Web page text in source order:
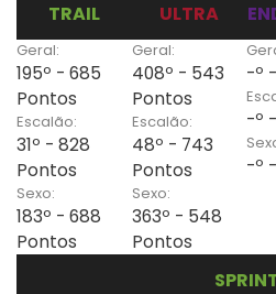
TRAIL
Geral:
195º - 685
Pontos
Escalão:
31º - 828
Pontos
Sexo:
183º - 688
Pontos
ULTRA
Geral:
408º - 543
Pontos
Escalão:
48º - 743
Pontos
Sexo:
363º - 548
Pontos
-º
-º
-º